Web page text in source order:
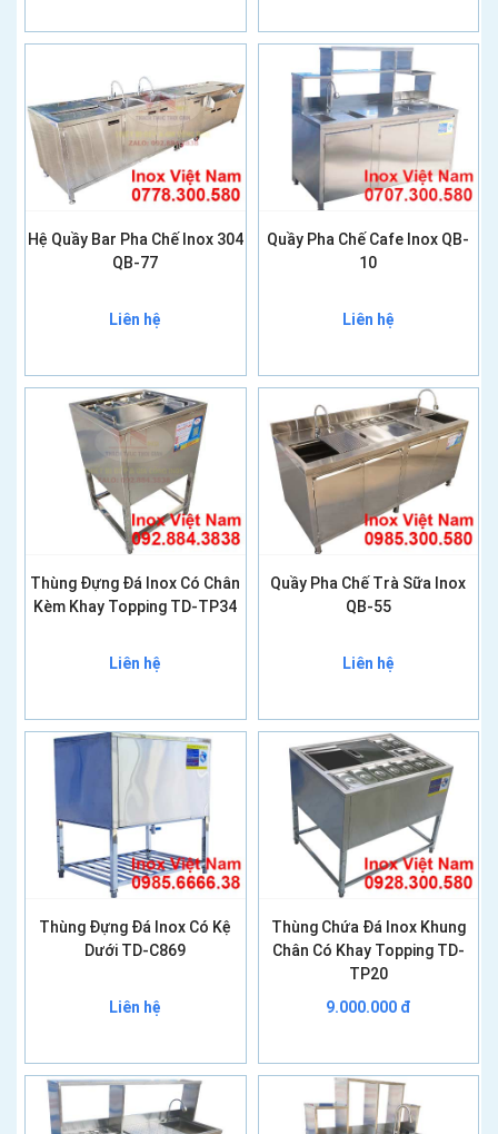
Hệ Quầy Bar Pha Chế Inox 304
QB-77
Liên hệ
Quầy Pha Chế Cafe Inox QB-
10
Liên hệ
Thùng Đựng Đá Inox Có Chân
Kèm Khay Topping TD-TP34
Liên hệ
Quầy Pha Chế Trà Sữa Inox
QB-55
Liên hệ
Thùng Đựng Đá Inox Có Kệ
Dưới TD-C869
Liên hệ
Thùng Chứa Đá Inox Khung
Chân Có Khay Topping TD-
TP20
9.000.000 đ